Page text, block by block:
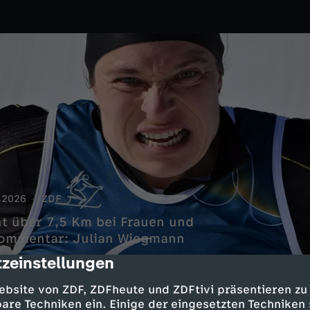
von ZDF, ZDFheute und ZDFtivi präsentieren
Techniken ein. Einige der eingesetzten
ZDF
über 7,5 Km bei Frauen und
Julian Wiegmann